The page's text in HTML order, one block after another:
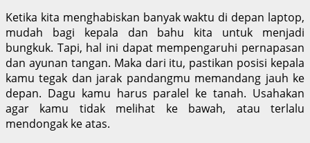
Ketika kita menghabiskan banyak waktu di depan laptop,
mudah bagi kepala dan bahu kita untuk menjadi
bungkuk. Tapi, hal ini dapat mempengaruhi pernapasan
dan ayunan tangan. Maka dari itu, pastikan posisi kepala
kamu tegak dan jarak pandangmu memandang jauh ke
depan. Dagu kamu harus paralel ke tanah. Usahakan
agar kamu tidak melihat ke bawah, atau terlalu
mendongak ke atas.